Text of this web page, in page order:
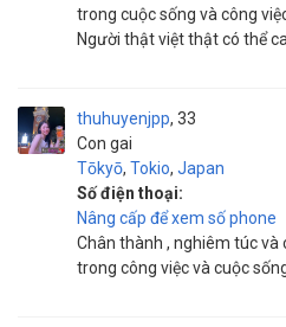
trong cuộc sống và công việc
Người thật việt thật có thể call
thuhuyenjpp
Con gai
33
Tōkyō, Tokio, Japan
Số điện thoại:
Nâng cấp để xem số phone
Chân thành , nghiêm túc và
trong công việc và cuộc